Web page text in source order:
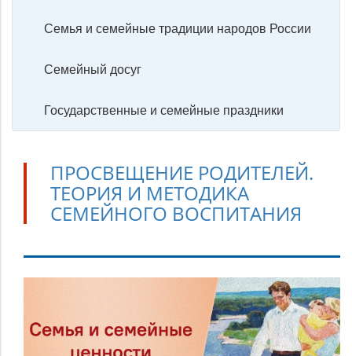
Семья и семейные традиции народов России
Семейный досуг
Государственные и семейные праздники
ПРОСВЕЩЕНИЕ РОДИТЕЛЕЙ.
ТЕОРИЯ И МЕТОДИКА
СЕМЕЙНОГО ВОСПИТАНИЯ
Теория